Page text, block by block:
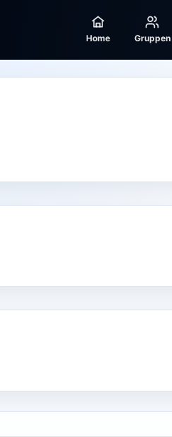
Home Gruppen